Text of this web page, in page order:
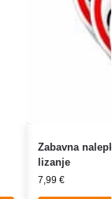
Zabavna
lizanje
7,99 €